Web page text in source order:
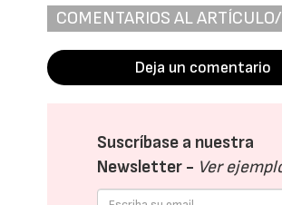
COMENTARIOS AL
Deja un comentario
Suscríbase a nuestra
Newsletter - Ver